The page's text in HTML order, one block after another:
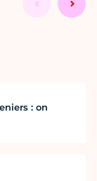
: on